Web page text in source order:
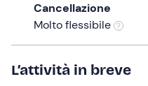
keyboard
shortcuts
for
Cancellazione
Molto flessibile
L’attività in breve